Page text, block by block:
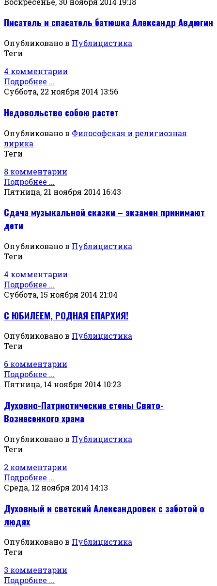
Писатель и спасатель батюшка Александр Авдюгин
Опубликовано в Публицистика
Теги
4 комментарии
Подробнее ...
Суббота, 22 ноября 2014 13:56
Недовольство собою растет
Опубликовано в Философская и религиозная
лирика
Теги
8 комментарии
Подробнее ...
Пятница, 21 ноября 2014 16:43
Сдача музыкальной сказки – экзамен принимают
дети
Опубликовано в Публицистика
Теги
4 комментарии
Подробнее ...
Суббота, 15 ноября 2014 21:04
С ЮБИЛЕЕМ, РОДНАЯ ЕПАРХИЯ!
Опубликовано в Публицистика
Теги
6 комментарии
Подробнее ...
Пятница, 14 ноября 2014 10:23
Духовно-Патриотические стены Свято-
Вознесенкого храма
Опубликовано в Публицистика
Теги
2 комментарии
Подробнее ...
Среда, 12 ноября 2014 14:13
Духовный и светский Александровск с заботой о
людях
Опубликовано в Публицистика
Теги
3 комментарии
Подробнее ...